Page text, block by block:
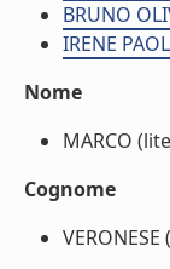
BRUNO
IRENE
Nome
MARCO
Cognome